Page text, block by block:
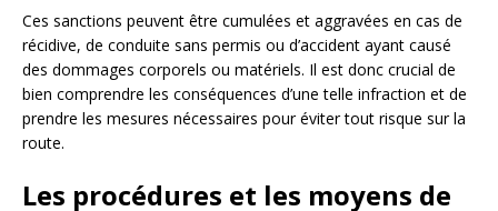
Ces sanctions peuvent être cumulées et aggravées en cas de
récidive, de conduite sans permis ou d’accident ayant causé
des dommages corporels ou matériels. Il est donc crucial de
bien comprendre les conséquences d’une telle infraction et de
prendre les mesures nécessaires pour éviter tout risque sur la
route.
Les procédures et les moyens de